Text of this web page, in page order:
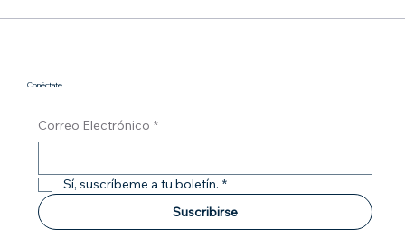
Conéctate
Correo Electrónico *
Sí, suscríbeme a tu boletín. *
Suscribirse